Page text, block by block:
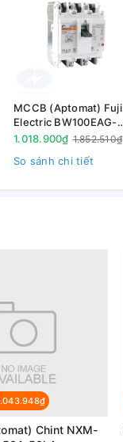
MCCB (Aptomat) Fuji
Electric BW100EAG-
3P063 3P 63A 10kA
1.018.900₫ 1.852.510₫
So sánh chi tiết
Chint NXM-